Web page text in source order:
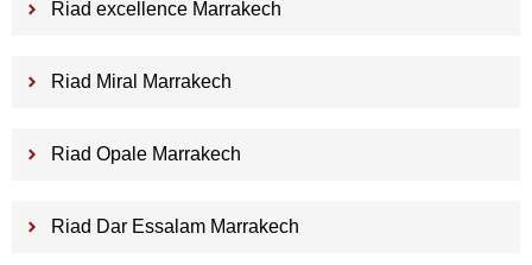
Riad excellence Marrakech
Riad Miral Marrakech
Riad Opale Marrakech
Riad Dar Essalam Marrakech